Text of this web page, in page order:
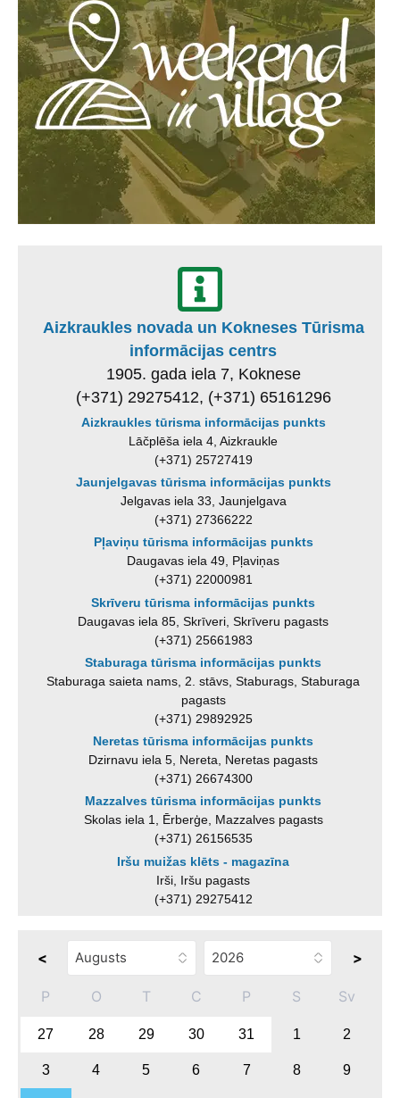
Aizkraukles novada un Kokneses Tūrisma
informācijas centrs
1905. gada iela 7, Koknese
(+371) 29275412, (+371) 65161296
Aizkraukles tūrisma informācijas punkts
Lāčplēša iela 4, Aizkraukle
(+371) 25727419
Jaunjelgavas tūrisma informācijas punkts
Jelgavas iela 33, Jaunjelgava
(+371) 27366222
Pļaviņu tūrisma informācijas punkts
Daugavas iela 49, Pļaviņas
(+371) 22000981
Skrīveru tūrisma informācijas punkts
Daugavas iela 85, Skrīveri, Skrīveru pagasts
(+371) 25661983
Staburaga tūrisma informācijas punkts
Staburaga saieta nams, 2. stāvs, Staburags, Staburaga
pagasts
(+371) 29892925
Neretas tūrisma informācijas punkts
Dzirnavu iela 5, Nereta, Neretas pagasts
(+371) 26674300
Mazzalves tūrisma informācijas punkts
Skolas iela 1, Ērberģe, Mazzalves pagasts
(+371) 26156535
Iršu muižas klēts - magazīna
Irši, Iršu pagasts
(+371) 29275412
< >
P O T C P S Sv
27 28 29 30 31 1 2
3 4 5 6 7 8 9